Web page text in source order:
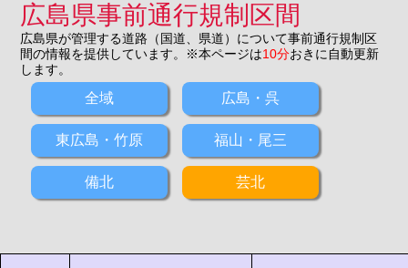
広島県事前通行規制区間
広島県が管理する道路（国道、県道）について事前通行規制区
間の情報を提供しています。※本ページは10分おきに自動更新
します。
全域 広島・呉
東広島・竹原 福山・尾三
備北 芸北